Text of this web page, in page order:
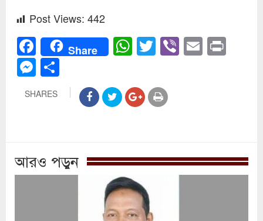
Post Views: 442
Facebook
Share WhatsApp
Twitter
Viber
Email
Messenger
SHARES
আরও পড়ুন